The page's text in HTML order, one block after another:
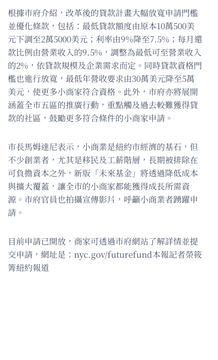
根據市府介紹，改革後的貸款計畫大幅放寬申請門檻
並優化條款，包括：最低貸款額度由原本10萬500美
元下調至2萬5000美元；利率由9%降至7.5%；每月還
款比例由營業收入的9.5%，調整為最低可至營業收入
的2%，依貸款規模及企業需求而定。同時貸款資格門
檻也進行放寬，最低年營收要求由30萬美元降至5萬
美元，使更多小商家符合資格。此外，市府亦將展開
涵蓋全市五區的推廣行動，重點觸及過去較難獲得貸
款的社區，鼓勵更多符合條件的小商家申請。
市長馬姆達尼表示，小商業是紐約市經濟的基石，但
不少創業者，尤其是移民及工薪階層，長期被排除在
可負擔資本之外，新版「未來基金」將透過降低成本
與擴大覆蓋，讓全市的小商家都能獲得成長所需資
源。市府官員也拍攝宣傳影片，呼籲小商業者踴躍申
請。
目前申請已開放，商家可透過市府網站了解詳情並提
交申請，網址是：nyc.gov/futurefund本報記者榮筱
箐紐約報道